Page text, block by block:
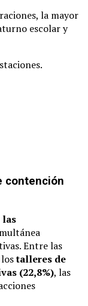
la mayor
escolar y
contención
las
Entre las
lostalleres de
(22,8%), las